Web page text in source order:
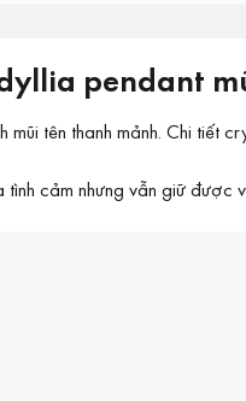
pendant
tên thanh mảnh. Chi tiết
cảm nhưng vẫn giữ được